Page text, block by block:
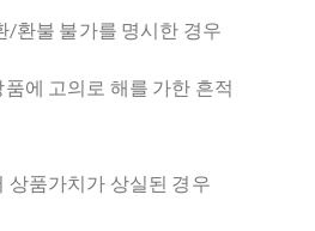
/환불 불가를 명시한 경우
에 고의로 해를 가한 흔적
상품가치가 상실된 경우